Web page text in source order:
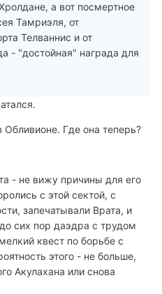
а вот посмертное
Тамриэля, от
Телваннис и от
- "достойная" награда для
Где она теперь?
- не вижу причины для его
с этой сектой, с
запечатывали Врата, и
сих пор даэдра с трудом
квест по борьбе с
этого - не больше,
Акулахана или снова